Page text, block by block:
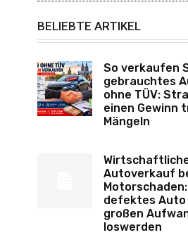
BELIEBTE ARTIKEL
So verkaufen
gebrauchtes
ohne TÜV:
einen Gewinn
Mängeln
Autoverkauf
defektes Auto
großen
loswerden